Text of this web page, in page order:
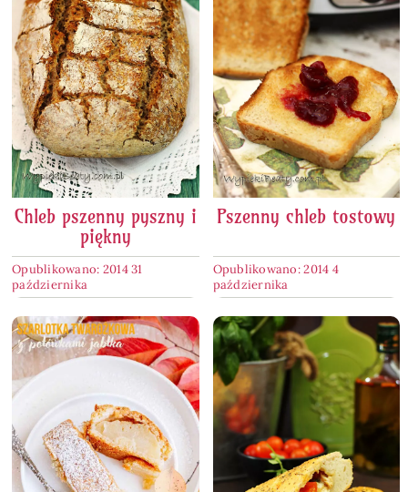
Chleb pszenny pyszny i
piękny
Opublikowano: 2014 31
października
Pszenny chleb tostowy
Opublikowano: 2014 4
października